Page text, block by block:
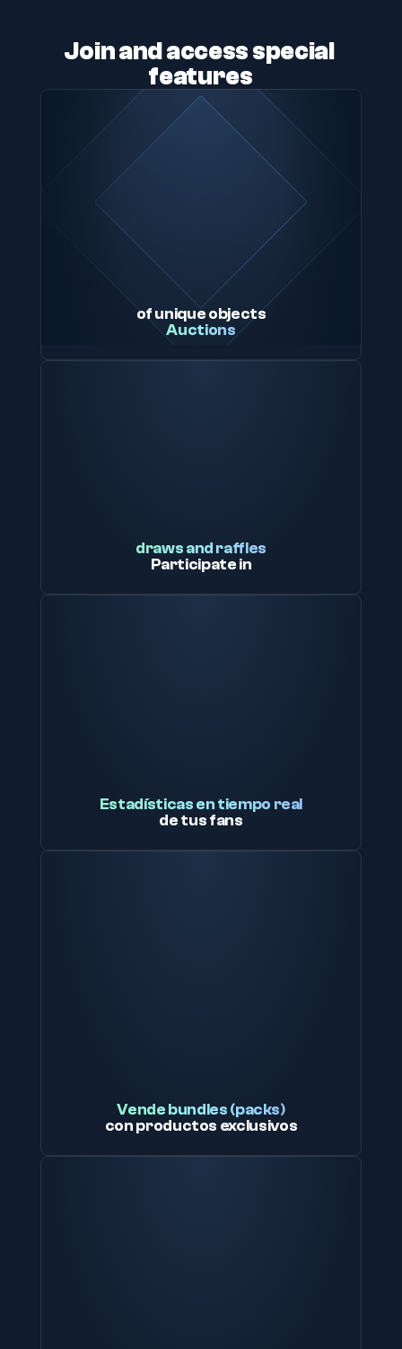
Join and access special
features
Estadísticas en tiempo real
de tus fans
draws and raffles
Participate in
of unique objects
Auctions
Vende bundles (packs)
con productos exclusivos